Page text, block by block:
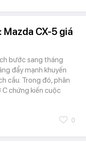
Mazda CX-5 giá
bước sang tháng
đẩy mạnh khuyến
cầu. Trong đó, phân
C chứng kiến cuộc
0